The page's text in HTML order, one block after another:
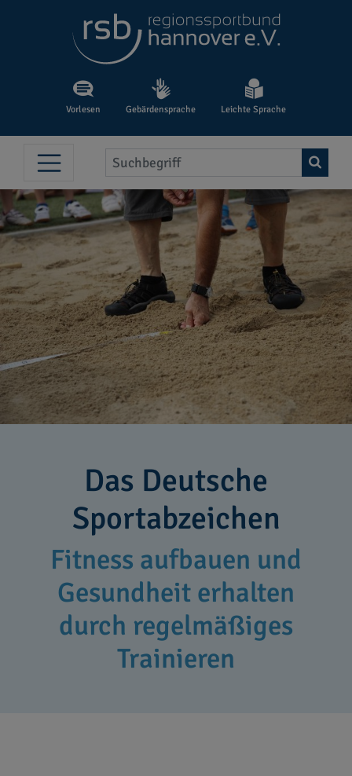
Vorlesen Gebärdensprache Leichte Sprache
Das Deutsche
Sportabzeichen
Fitness aufbauen und
Gesundheit erhalten
durch regelmäßiges
Trainieren